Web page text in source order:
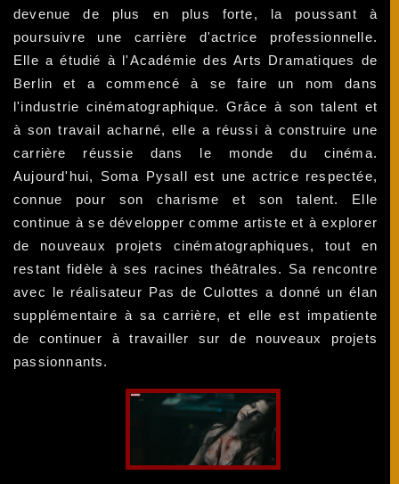
devenue de plus en plus forte, la poussant à
poursuivre une carrière d'actrice professionnelle.
Elle a étudié à l'Académie des Arts Dramatiques de
Berlin et a commencé à se faire un nom dans
l'industrie cinématographique. Grâce à son talent et
à son travail acharné, elle a réussi à construire une
carrière réussie dans le monde du cinéma.
Aujourd'hui, Soma Pysall est une actrice respectée,
connue pour son charisme et son talent. Elle
continue à se développer comme artiste et à explorer
de nouveaux projets cinématographiques, tout en
restant fidèle à ses racines théâtrales. Sa rencontre
avec le réalisateur Pas de Culottes a donné un élan
supplémentaire à sa carrière, et elle est impatiente
de continuer à travailler sur de nouveaux projets
passionnants.